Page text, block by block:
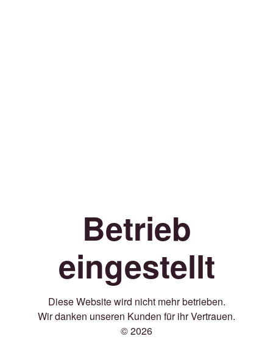
Betrieb
eingestellt
Diese Website wird nicht mehr betrieben.
Wir danken unseren Kunden für ihr Vertrauen.
© 2026